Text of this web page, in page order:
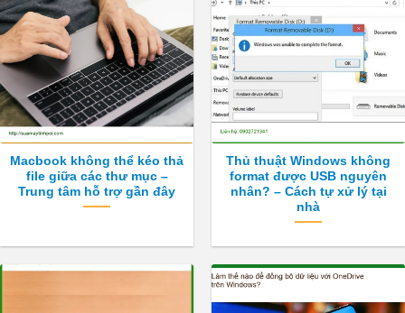
Macbook không thể kéo thả
file giữa các thư mục –
Trung tâm hỗ trợ gần đây
Thủ thuật Windows không
format được USB nguyên
nhân? – Cách tự xử lý tại
nhà